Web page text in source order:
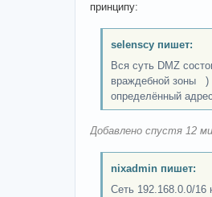
принципу:
selenscy пишет:
Вся суть DMZ
враждебной зоны )
определённый
Добавлено спустя 12
nixadmin пишет:
Сеть 192.168.0.0/16